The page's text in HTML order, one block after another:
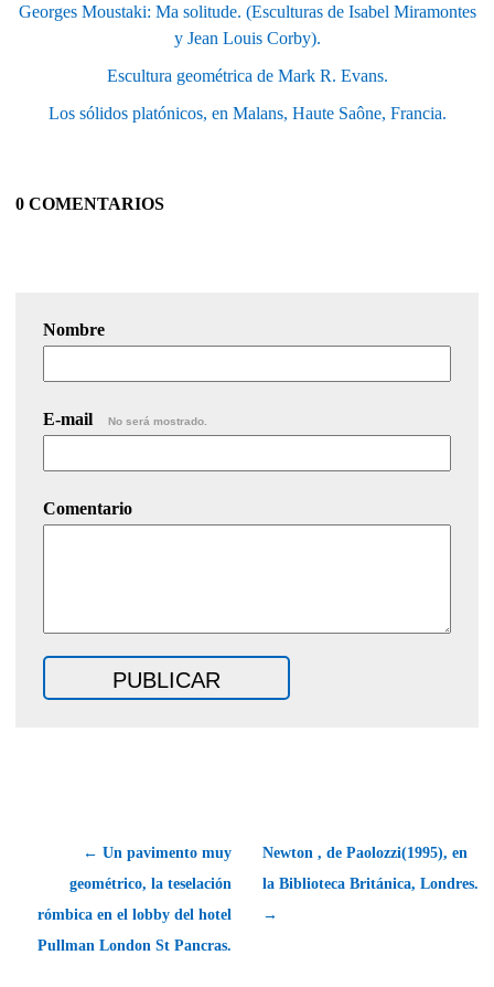
Georges Moustaki: Ma solitude. (Esculturas de Isabel Miramontes
y Jean Louis Corby).
Escultura geométrica de Mark R. Evans.
Los sólidos platónicos, en Malans, Haute Saône, Francia.
0 COMENTARIOS
Nombre
E-mail No será mostrado.
Comentario
← Un pavimento muy
geométrico, la teselación
rómbica en el lobby del hotel
Pullman London St Pancras.
Newton , de Paolozzi(1995), en
la Biblioteca Británica, Londres.
→